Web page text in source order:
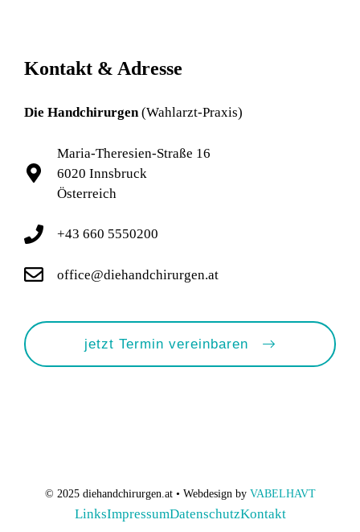
Kontakt & Adresse
Die Handchirurgen(Wahlarzt-Praxis)
Maria-Theresien-Straße 16
6020 Innsbruck
Österreich
+43 660 5550200
office@diehandchirurgen.at
jetzt Termin vereinbaren
© 2025 diehandchirurgen.at • Webdesign by VABELHAVT
LinksImpressumDatenschutzKontakt